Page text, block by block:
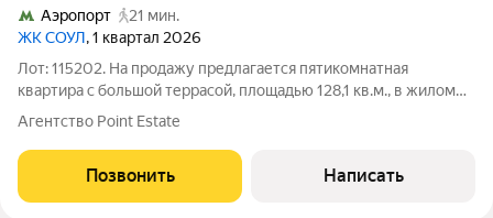
Аэропорт
21 мин.
ЖК СОУЛ, 1 квартал 2026
Лот: 115202. На продажу предлагается пятикомнатная
квартира с большой террасой, площадью 128,1 кв.м., в жилом
комплексе "Soul". Планировка: просторная кухня-гостиная, три
кабинет, гардеробная,
Агентство Point Estate
Позвонить Написать